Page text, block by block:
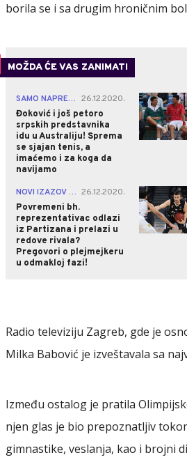
borila se i sa drugim hroničnim
MOŽDA ĆE VAS ZANIMATI
SAMO NAPRED! 26.12.2020.
Đoković i još petoro
srpskih predstavnika
idu u Australiju! Sprema
se sjajan tenis, a
imaćemo i za koga da
navijamo
NOVI IZAZOV U KARIJERI 26.12.2020.
Povremeni bh.
reprezentativac odlazi
iz Partizana i prelazi u
redove rivala?
Pregovori o plejmejkeru
u odmakloj fazi!
Radio televiziju Zagreb, gde je
Milka Babović je izveštavala sa
Između ostalog je pratila
njen glas je bio prepoznatljiv
gimnastike, veslanja, kao i brojni